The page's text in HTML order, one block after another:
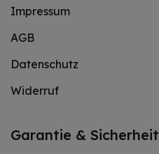
Impressum
AGB
Datenschutz
Widerruf
Garantie & Sicherheit